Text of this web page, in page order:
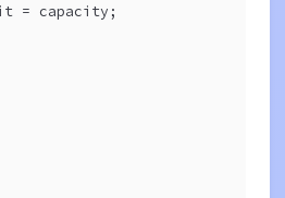
= capacity;